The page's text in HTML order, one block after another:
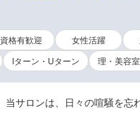
資格有歓迎 女性活躍
Iターン・Uターン 理・美容
サロンは、日々の喧騒を忘